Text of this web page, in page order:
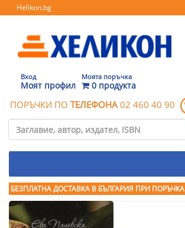
Helikon.bg
Вход
Моят профил
Моята поръчка
0 продукта
ПОРЪЧКИ ПО ТЕЛЕФОНА 02 460 40 90
БЕЗПЛАТНА ДОСТАВКА В БЪЛГАРИЯ ПРИ ПОРЪЧКА